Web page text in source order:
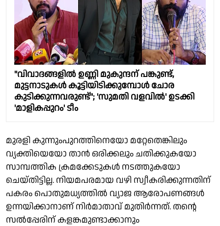
"വിവാദങ്ങളിൽ ഉണ്ണി മുകുന്ദന് പങ്കുണ്ട്,
മുട്ടനാടുകൾ കൂട്ടിയിടിക്കുമ്പോൾ ചോര
കുടിക്കുന്നവരുണ്ട്"; 'സുമതി വളവിൽ' ഉടക്കി
'മാളികപ്പുറം' ടീം
മുരളി കുന്നുംപുറത്തിനെയോ മറ്റേതെങ്കിലും
വ്യക്തിയെയോ താൻ ഒരിക്കലും ചതിക്കുകയോ
സാമ്പത്തിക ക്രമക്കേടുകൾ നടത്തുകയോ
ചെയ്തിട്ടില്ല. നിയമപരമായ വഴി സ്വീകരിക്കുന്നതിന്
പകരം പൊതുമധ്യത്തിൽ വ്യാജ ആരോപണങ്ങൾ
ഉന്നയിക്കാനാണ് നിർമാതാവ് മുതിർന്നത്. തന്റെ
സൽപ്പേരിന് കളങ്കമുണ്ടാക്കാനും